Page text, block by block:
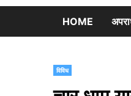
HOME
विविध